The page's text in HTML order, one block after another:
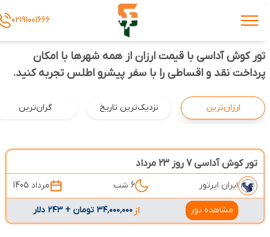
02191001666
تور کوش آداسی با قیمت ارزان از همه شهرها با امکان
پرداخت نقد و اقساطی را با سفر پیشرو اطلس تجربه کنید.
ارزان‌ترین نزدیک‌ترین تاریخ گران‌ترین
تور کوش آداسی 7 روز 23 مرداد
ایران ایرتور 6 شب مرداد 1405
مشاهده تور از۳۴٬۰۰۰٬۰۰۰ تومان + ۲۴۳ دلار